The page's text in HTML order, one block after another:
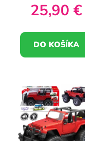
25,90 €
DO KOŠÍKA